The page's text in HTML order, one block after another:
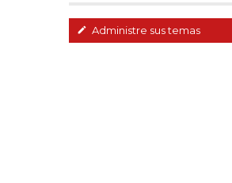
Administre sus temas